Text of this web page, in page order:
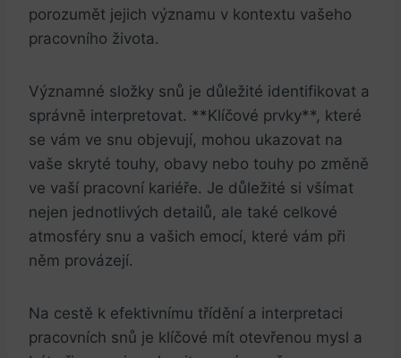
porozumět jejich významu v kontextu vašeho
pracovního života.
Významné složky snů je důležité identifikovat a
správně interpretovat. **Klíčové prvky**, které
se vám ve snu objevují, mohou ukazovat na
vaše skryté touhy, obavy nebo touhy po změně
ve vaší pracovní kariéře. Je důležité si všímat
nejen jednotlivých detailů, ale také celkové
atmosféry snu a vašich emocí, které vám při
něm provázejí.
Na cestě k efektivnímu třídění a interpretaci
pracovních snů je klíčové mít otevřenou mysl a